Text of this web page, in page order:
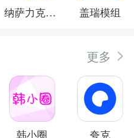
纳萨力克之王 盖瑞模组
更多
韩小圈 夸克